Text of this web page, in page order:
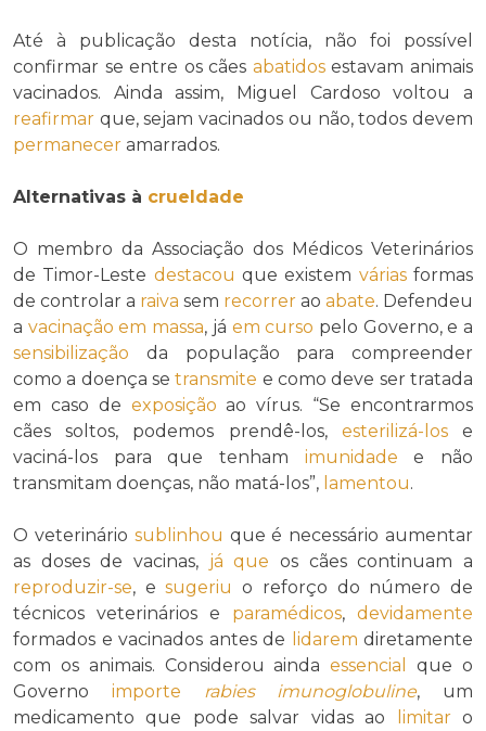
Até à publicação desta notícia, não foi possível
confirmar se entre os cães abatidosestavam animais
vacinados. Ainda assim, Miguel Cardoso voltou a
reafirmar que, sejam vacinados ou não, todos devem
permanecer amarrados.
Alternativas à crueldade
O membro da Associação dos Médicos Veterinários
de Timor-Leste destacou que existem váriasformas
de controlar a raiva sem recorrer ao abate. Defendeu
a vacinação em massa, já em curso pelo Governo, e a
sensibilização da população para compreender
como a doença setransmite e como deve ser tratada
em caso de exposição ao vírus. “Se encontrarmos
cães soltos, podemos prendê-los, esterilizá-lose
vaciná-los para que tenham imunidade e não
transmitam doenças, não matá-los”, lamentou.
O veterinário sublinhou que é necessário aumentar
as doses de vacinas, já que os cães continuam a
reproduzir-se, esugeriu o reforço do número de
técnicos veterinários e paramédicos, devidamente
formados e vacinados antes de
lidarem diretamente
com os animais. Considerou aindaessencial
que o
Governo importe rabies imunoglobuline, um
medicamento que pode salvar vidas ao
limitaro